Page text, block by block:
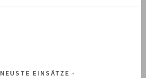
NEUSTE EINSÄTZE